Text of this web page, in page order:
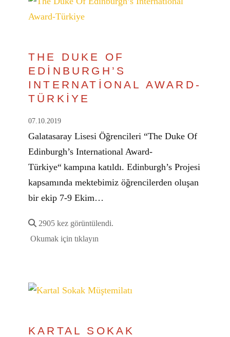
THE DUKE OF
EDİNBURGH’S
INTERNATİONAL AWARD-
TÜRKİYE
07.10.2019
Galatasaray Lisesi Öğrencileri “The Duke Of
Edinburgh’s International Award-
Türkiye“ kampına katıldı. Edinburgh’s Projesi
kapsamında mektebimiz öğrencilerden oluşan
bir ekip 7-9 Ekim…
2905 kez görüntülendi.
Okumak için tıklayın
KARTAL SOKAK